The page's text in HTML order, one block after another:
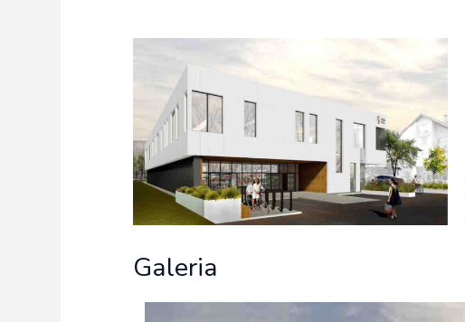
Galeria Miast Dawnych
Filmy
Firmy
Galeria